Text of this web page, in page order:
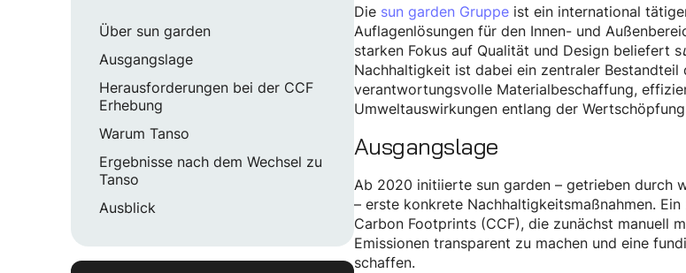
Über sun garden
Ausgangslage
Herausforderungen bei der CCF
Erhebung
Warum Tanso
Ergebnisse nach dem Wechsel zu
Tanso
Ausblick
Die sun garden Gruppe ist ein international
Auflagenlösungen für den Innen- und
starken Fokus auf Qualität und Design beliefert s
Nachhaltigkeit ist dabei ein zentraler
verantwortungsvolle Materialbeschaffung,
Umweltauswirkungen entlang der
Ausgangslage
Ab 2020 initiierte sun garden – getrieben durch
– erste konkrete Nachhaltigkeitsmaßnahmen.
Carbon Footprints (CCF), die zunächst manuell
Emissionen transparent zu machen und eine
schaffen.